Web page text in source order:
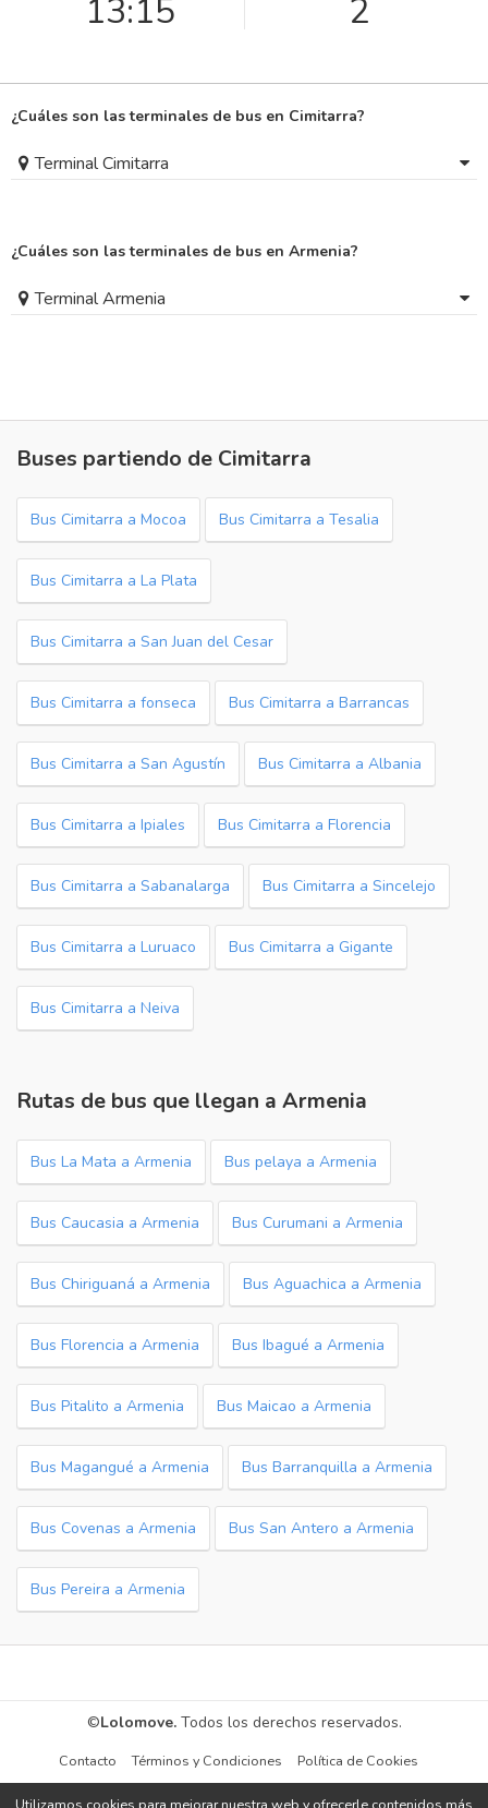
13:15 2
¿Cuáles son las terminales de bus en Cimitarra?
Terminal Cimitarra
¿Cuáles son las terminales de bus en Armenia?
Terminal Armenia
Buses partiendo de Cimitarra
Bus Cimitarra a Mocoa Bus Cimitarra a Tesalia
Bus Cimitarra a La Plata
Bus Cimitarra a San Juan del Cesar
Bus Cimitarra a fonseca Bus Cimitarra a Barrancas
Bus Cimitarra a San Agustín Bus Cimitarra a Albania
Bus Cimitarra a Ipiales Bus Cimitarra a Florencia
Bus Cimitarra a Sabanalarga Bus Cimitarra a Sincelejo
Bus Cimitarra a Luruaco Bus Cimitarra a Gigante
Bus Cimitarra a Neiva
Rutas de bus que llegan a Armenia
Bus La Mata a Armenia Bus pelaya a Armenia
Bus Caucasia a Armenia Bus Curumani a Armenia
Bus Chiriguaná a Armenia Bus Aguachica a Armenia
Bus Florencia a Armenia Bus Ibagué a Armenia
Bus Pitalito a Armenia Bus Maicao a Armenia
Bus Magangué a Armenia Bus Barranquilla a Armenia
Bus Covenas a Armenia Bus San Antero a Armenia
Bus Pereira a Armenia
Utilizamos cookies para mejorar nuestra web y ofrecerle contenidos más
©Lolomove. Todos los derechos reservados.
Contacto Términos y Condiciones Política de Cookies